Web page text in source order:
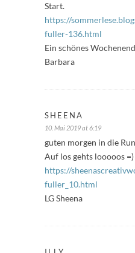
Start.
https://
fuller-136.html
Ein schönes
Barbara
SHEENA
10. Mai 2019 at 6:19
guten morgen in die
Auf los gehts looooos =)
https://
fuller_10.html
LG Sheena